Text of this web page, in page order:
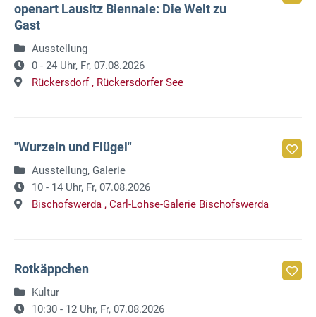
openart Lausitz Biennale: Die Welt zu
Gast
Ausstellung
0 - 24 Uhr, Fr, 07.08.2026
Rückersdorf , Rückersdorfer See
"Wurzeln und Flügel"
Ausstellung, Galerie
10 - 14 Uhr, Fr, 07.08.2026
Bischofswerda , Carl-Lohse-Galerie Bischofswerda
Rotkäppchen
Kultur
10:30 - 12 Uhr, Fr, 07.08.2026